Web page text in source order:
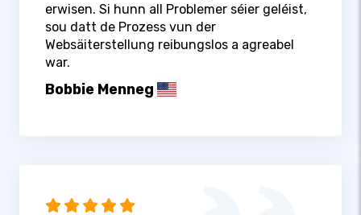
erwisen. Si hunn all Problemer séier geléist,
sou datt de Prozess vun der
Websäiterstellung reibungslos a agreabel
war.
Bobbie Menneg